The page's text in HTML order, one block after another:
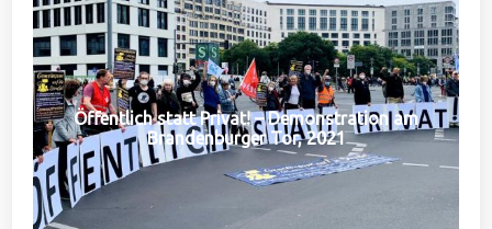
Öffentlich statt Privat! – Demonstration am
Brandenburger Tor, 2021